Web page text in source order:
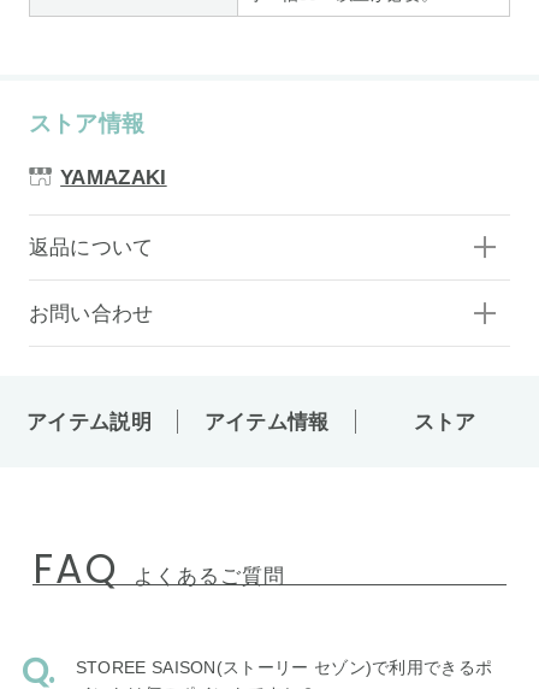
ストア情報
YAMAZAKI
返品について
お問い合わせ
アイテム説明 アイテム情報 ストア
FAQ よくあるご質問
STOREE SAISON(ストーリー セゾン)で利用できるポ